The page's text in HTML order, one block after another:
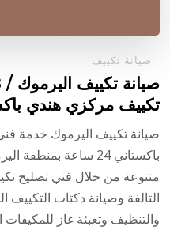
صيانة تكييف
تكييف مركزي هندي
صيانة تكييف اليرموك خدمة
باكستاني 24 ساعة
متنوعة من خلال فني تصليح
التالفة وصيانة دكتات
والتنظيف وتعبئة غاز